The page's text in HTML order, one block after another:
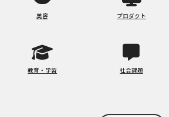
美容 プロダクト
教育・学習 社会課題